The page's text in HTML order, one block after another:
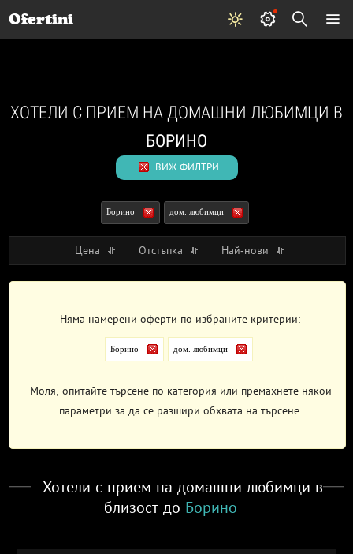
Ofertini
ХОТЕЛИ С ПРИЕМ НА ДОМАШНИ ЛЮБИМЦИ В
БОРИНО
ВИЖ ФИЛТРИ
Борино дом. любимци
Цена Отстъпка Най-нови
Няма намерени оферти по избраните критерии:
Борино дом. любимци
Моля, опитайте търсене по категория или премахнете някои
параметри за да се разшири обхвата на търсене.
Хотели с прием на домашни любимци в
близост до Борино